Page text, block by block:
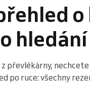
hledání
převlékárny,
po ruce: všechny